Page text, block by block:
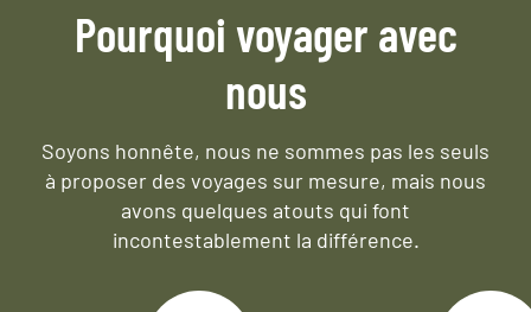
Pourquoi voyager avec
nous
Soyons honnête, nous ne sommes pas les seuls
à proposer des voyages sur mesure, mais nous
avons quelques atouts qui font
incontestablement la différence.